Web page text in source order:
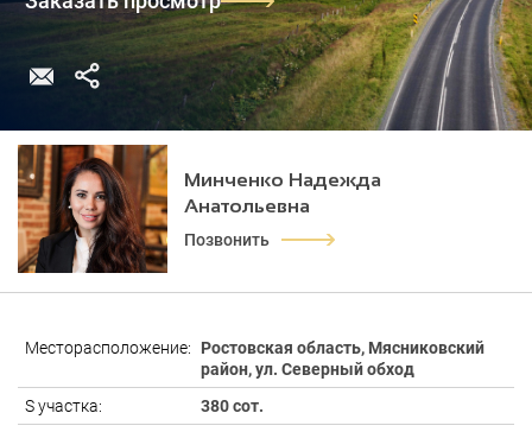
Минченко Надежда
Анатольевна
Позвонить
Месторасположение:
Ростовская область, Мясниковский
район, ул. Северный обход
S участка:
380 сот.